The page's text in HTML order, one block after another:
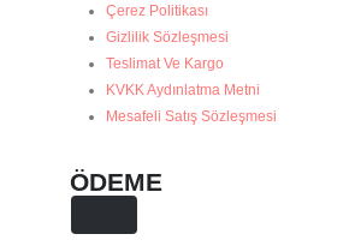
Çerez Politikası
Gizlilik Sözleşmesi
Teslimat Ve Kargo
KVKK Aydınlatma Metni
Mesafeli Satış Sözleşmesi
ÖDEME